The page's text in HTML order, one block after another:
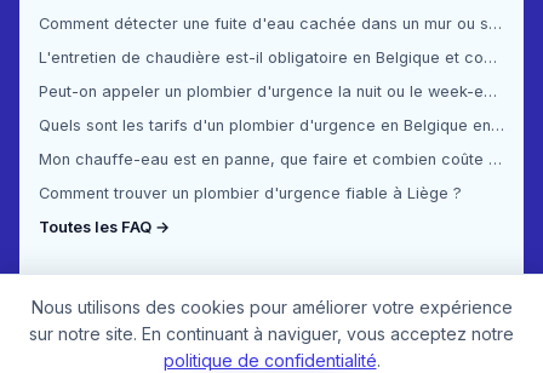
Comment détecter une fuite d'eau cachée dans un mur ou sous le sol ?
L'entretien de chaudière est-il obligatoire en Belgique et combien ça coûte ?
Peut-on appeler un plombier d'urgence la nuit ou le week-end en Belgique ?
Quels sont les tarifs d'un plombier d'urgence en Belgique en 2025 ?
Mon chauffe-eau est en panne, que faire et combien coûte la réparation ?
Comment trouver un plombier d'urgence fiable à Liège ?
Toutes les FAQ →
Nous utilisons des cookies pour améliorer votre expérience
sur notre site. En continuant à naviguer, vous acceptez notre
politique de confidentialité.